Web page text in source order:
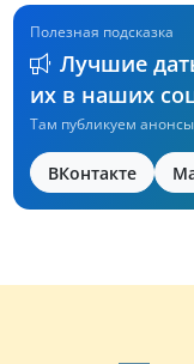
Полезная подсказка
Лучшие
их в наших
Там публикуем
ВКонтакте